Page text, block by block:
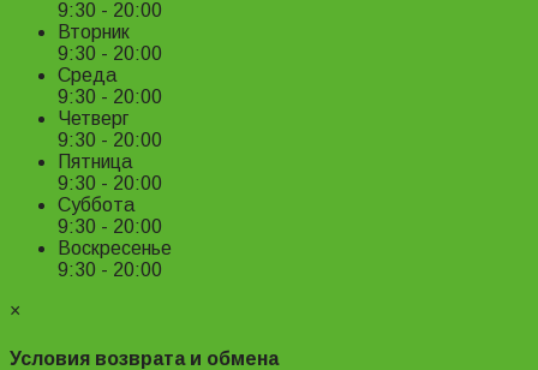
9:30 - 20:00
Вторник
9:30 - 20:00
Среда
9:30 - 20:00
Четверг
9:30 - 20:00
Пятница
9:30 - 20:00
Суббота
9:30 - 20:00
Воскресенье
9:30 - 20:00
×
Условия возврата и обмена